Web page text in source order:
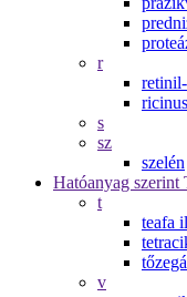
r
s
sz
szelén
Hatóanyag szerint
t
teafa
v